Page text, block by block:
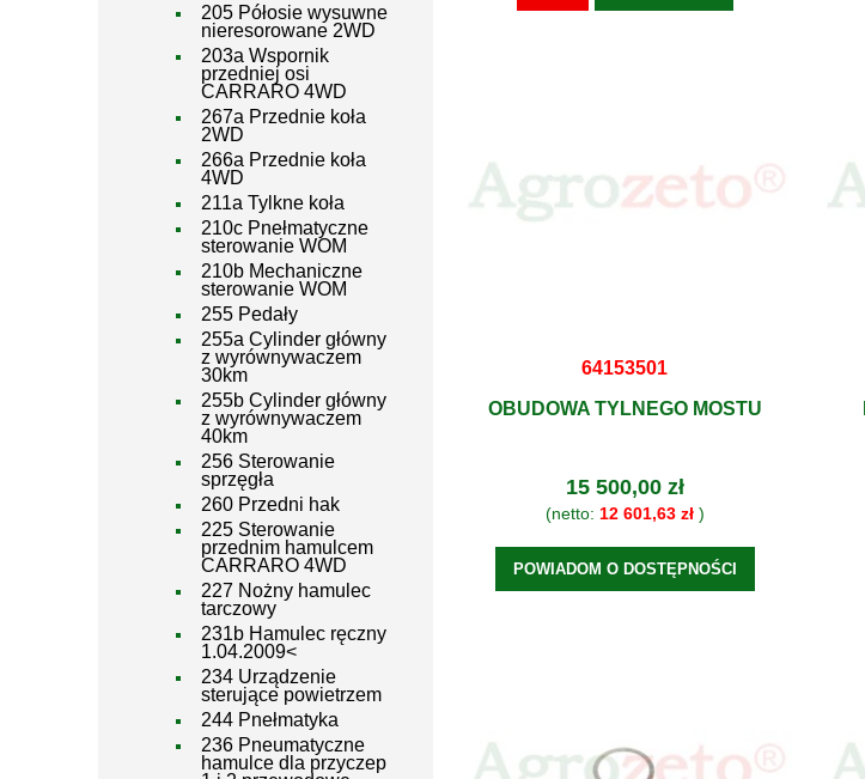
205 Półosie wysuwne
nieresorowane 2WD
203a Wspornik
przedniej osi
CARRARO 4WD
267a Przednie koła
2WD
266a Przednie koła
4WD
211a Tylkne koła
210c Pnełmatyczne
sterowanie WOM
210b Mechaniczne
sterowanie WOM
255 Pedały
255a Cylinder główny
z wyrównywaczem
30km
255b Cylinder główny
z wyrównywaczem
40km
256 Sterowanie
sprzęgła
260 Przedni hak
225 Sterowanie
przednim hamulcem
CARRARO 4WD
227 Nożny hamulec
tarczowy
231b Hamulec ręczny
1.04.2009<
234 Urządzenie
sterujące powietrzem
244 Pnełmatyka
236 Pneumatyczne
hamulce dla przyczep
64153501
OBUDOWA TYLNEGO MOSTU
15 500,00 zł
(netto: 12 601,63 zł)
POWIADOM O DOSTĘPNOŚCI